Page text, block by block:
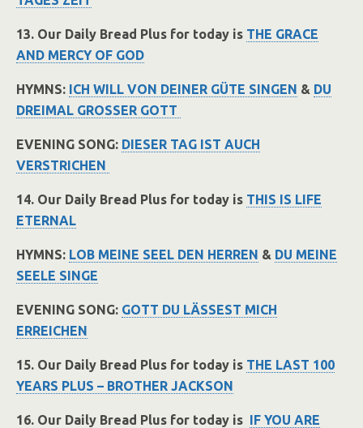
13. Our Daily Bread Plus for today is THE GRACE
AND MERCY OF GOD
HYMNS: ICH WILL VON DEINER GÜTE SINGEN & DU
DREIMAL GROSSER GOTT
EVENING SONG: DIESER TAG IST AUCH
VERSTRICHEN
14. Our Daily Bread Plus for today is THIS IS LIFE
ETERNAL
HYMNS: LOB MEINE SEEL DEN HERREN & DU MEINE
SEELE SINGE
EVENING SONG: GOTT DU LÄSSEST MICH
ERREICHEN
15. Our Daily Bread Plus for today is THE LAST 100
YEARS PLUS – BROTHER JACKSON
16. Our Daily Bread Plus for today is IF YOU ARE